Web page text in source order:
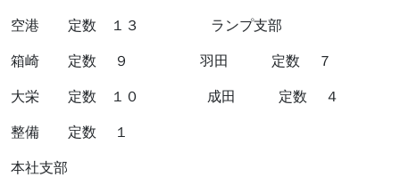
空港 定数 １３ ランプ支部
箱崎 定数 ９ 羽田 定数 ７
大栄 定数 １０ 成田 定数 ４
整備 定数 １
本社支部